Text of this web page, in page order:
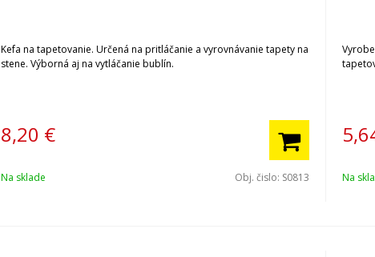
Kefa na tapetovanie. Určená na pritláčanie a vyrovnávanie tapety na
stene. Výborná aj na vytláčanie bublín.
8,20 €
Na sklade Obj. čislo: S0813 Na